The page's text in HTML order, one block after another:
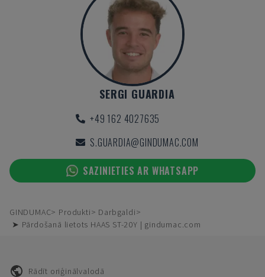
SERGI GUARDIA
+49 162 4027635
S.GUARDIA@GINDUMAC.COM
SAZINIETIES AR WHATSAPP
GINDUMAC Produkti
Darbgaldi
➤ Pārdošanā lietots HAAS ST-20Y | gindumac.com
Rādīt oriģinālvalodā